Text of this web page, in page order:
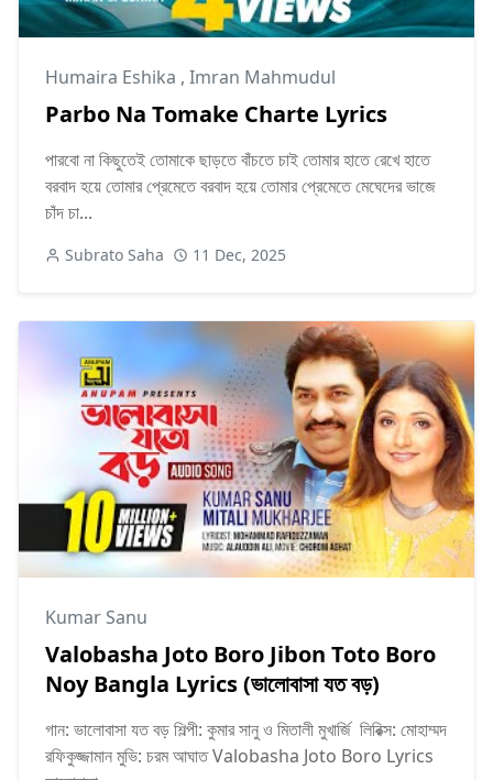
Humaira Eshika , Imran Mahmudul
Parbo Na Tomake Charte Lyrics
পারবো না কিছুতেই তোমাকে ছাড়তে বাঁচতে চাই তোমার হাতে রেখে হাতে
বরবাদ হয়ে তোমার প্রেমেতে বরবাদ হয়ে তোমার প্রেমেতে মেঘেদের ভাজে
চাঁদ চা...
Subrato Saha 11 Dec, 2025
Kumar Sanu
Valobasha Joto Boro Jibon Toto Boro
Noy Bangla Lyrics (ভালোবাসা যত বড়)
গান: ভালোবাসা যত বড় শিল্পী: কুমার সানু ও মিতালী মুখার্জি লিরিক্স: মোহাম্মদ
রফিকুজ্জামান মুভি: চরম আঘাত Valobasha Joto Boro Lyrics